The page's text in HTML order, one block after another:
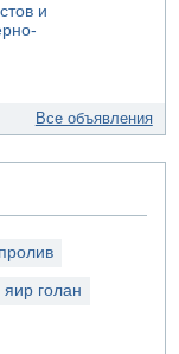
и
Все объявления
яир голан